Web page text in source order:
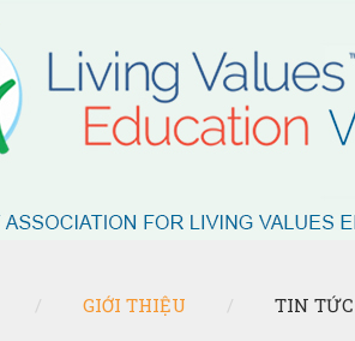
GIỚI THIỆU TIN TỨC